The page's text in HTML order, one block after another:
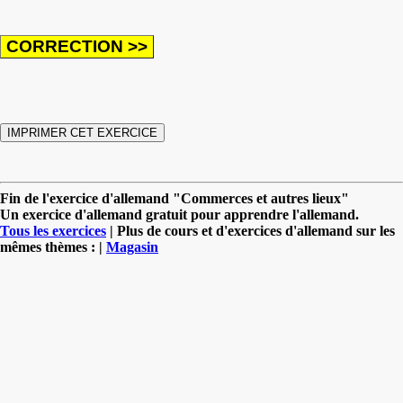
Fin de l'exercice d'allemand "Commerces et autres lieux"
Un exercice d'allemand gratuit pour apprendre l'allemand.
Tous les exercices | Plus de cours et d'exercices d'allemand sur les
mêmes thèmes : | Magasin